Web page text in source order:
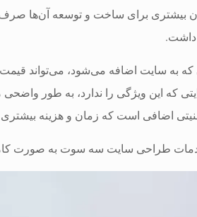
بیشتری برای ساخت و توسعه آن‌ها
داشت.
به سایت اضافه می‌شود، می‌تواند قیمت
که این ویژگی را ندارد، به طور واضحی
اضافی است که زمان و هزینه
خدمات طراحی سایت سه سوت به صورت